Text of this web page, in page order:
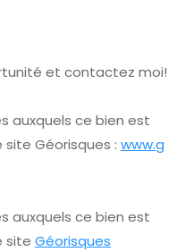
et contactez moi!
auxquels ce bien est
Géorisques : www.g
auxquels ce bien est
site Géorisques